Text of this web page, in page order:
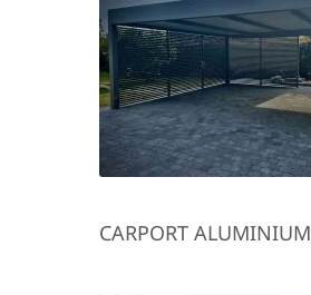
CARPORT ALUMINIUM